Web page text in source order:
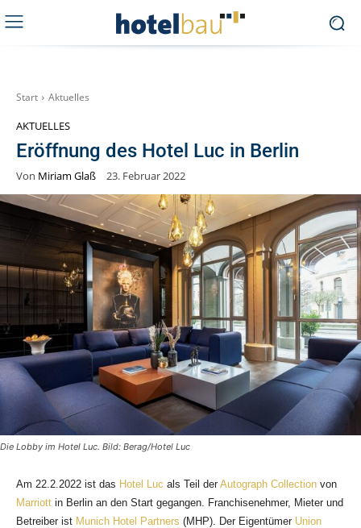
Start Aktuelles
AKTUELLES
Eröffnung des Hotel Luc in Berlin
Von Miriam Glaß 23. Februar 2022
Die Lobby im Hotel Luc. Bild: Berag/Hotel Luc
Am 22.2.2022 ist das Hotel Luc als Teil der Autograph Collection von
Marriott in Berlin an den Start gegangen. Franchisenehmer, Mieter und
Betreiber ist Munich Hotel Partners (MHP). Der Eigentümer Union